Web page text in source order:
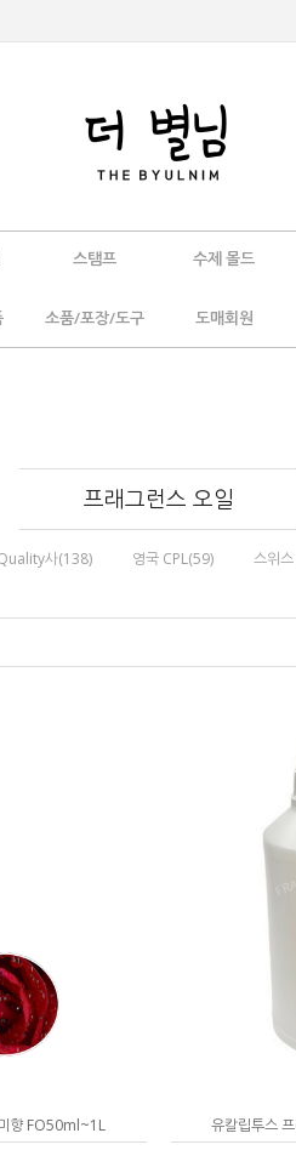
스탬프 수제 몰드
소품/포장/도구 도매회원
프래그런스 오일
사(138) 영국 CPL(59) 스위
향 FO50ml~1L
유칼립투스